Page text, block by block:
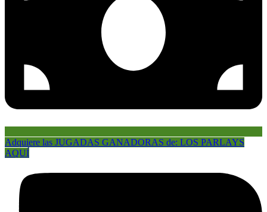
Adquiere las JUGADAS GANADORAS de: LOS PARLAYS
AQUÍ